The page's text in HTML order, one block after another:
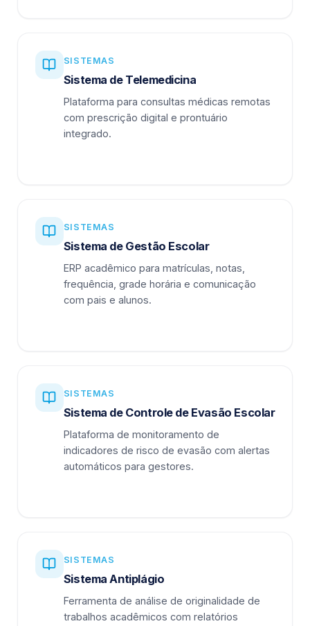
SISTEMAS
Sistema de Telemedicina
Plataforma para consultas médicas remotas
com prescrição digital e prontuário
integrado.
SISTEMAS
Sistema de Gestão Escolar
ERP acadêmico para matrículas, notas,
frequência, grade horária e comunicação
com pais e alunos.
SISTEMAS
Sistema de Controle de Evasão Escolar
Plataforma de monitoramento de
indicadores de risco de evasão com alertas
automáticos para gestores.
SISTEMAS
Sistema Antiplágio
Ferramenta de análise de originalidade de
trabalhos acadêmicos com relatórios